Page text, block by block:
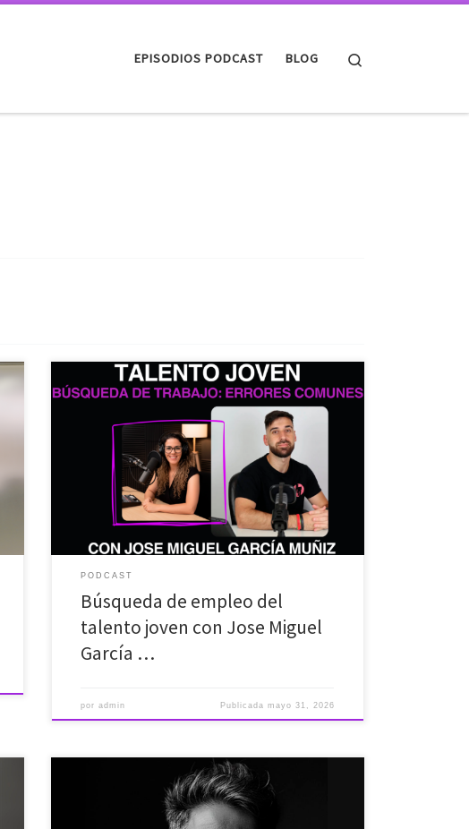
EPISODIOS PODCAST BLOG
Las cifras del primer trimestre de este 2026 nos dicen
que el paro juvenil sigue anclado en ese doloroso
24,5%. Y ante esto, hay dos discursos enfrentados.
Por un lado, el de las empresas tradicionales, que se
quejan de que los jóvenes de hoy son la «Generación
de Cristal», que […]
PODCAST
Búsqueda de empleo del
talento joven con Jose Miguel
García …
poradmin Publicada mayo 31, 2026
Llevas 25 años sacando las castañas del fuego a las